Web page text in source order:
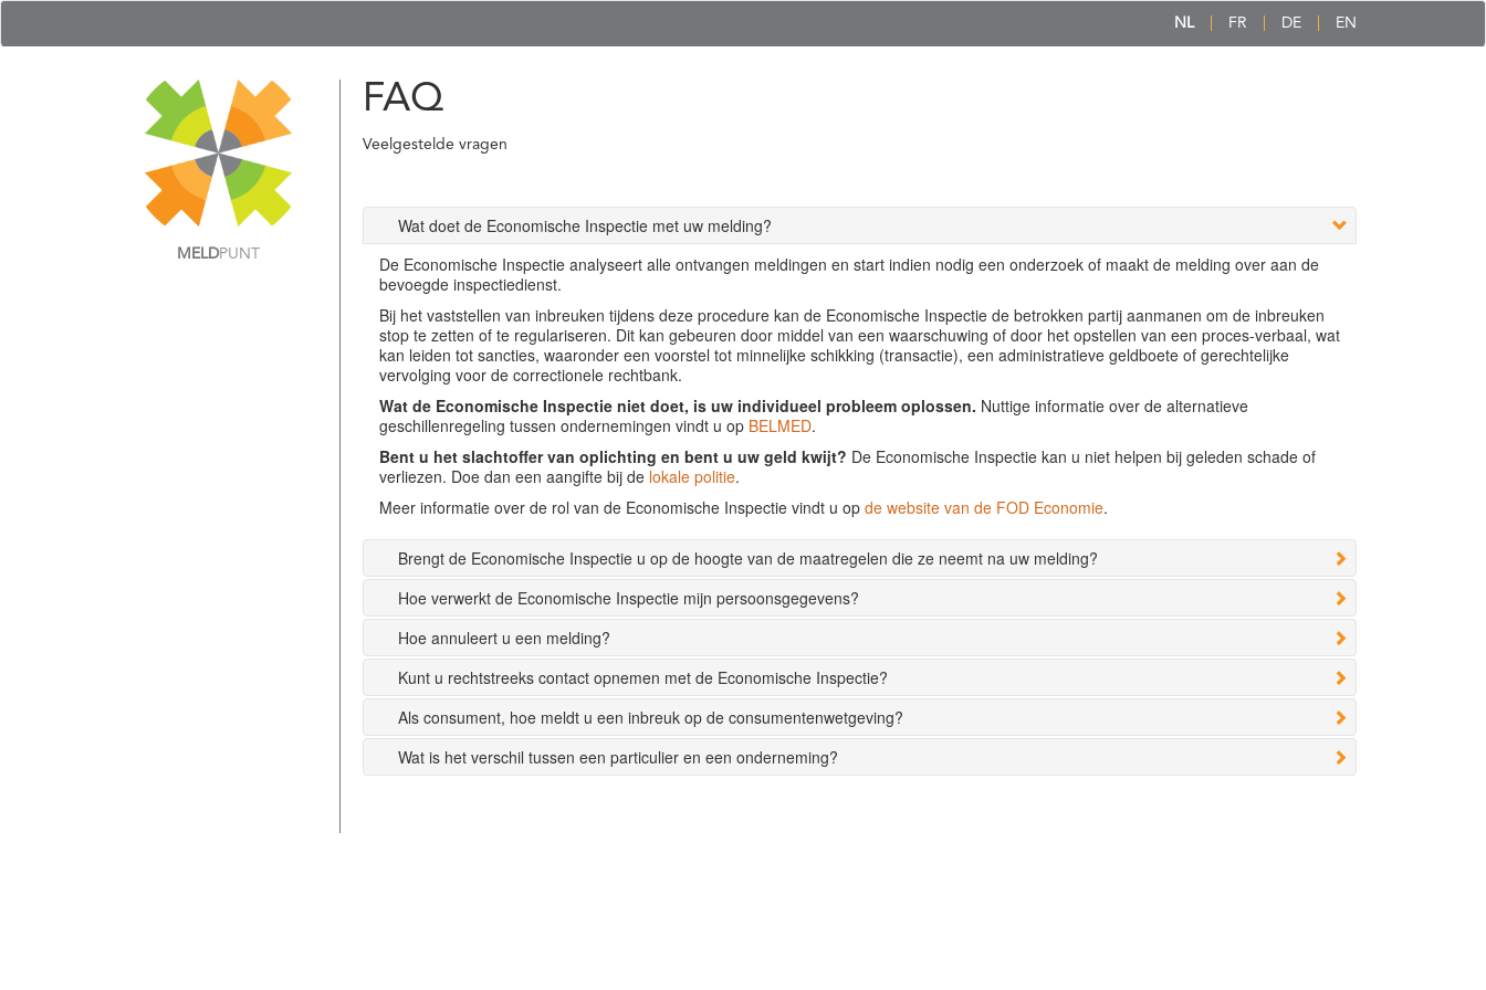
NL FR DE EN
MELDPUNT
FAQ
Veelgestelde vragen
Wat doet de Economische Inspectie met uw melding?
De Economische Inspectie analyseert alle ontvangen meldingen en start indien nodig een onderzoek of maakt de melding over aan de
bevoegde inspectiedienst.
Bij het vaststellen van inbreuken tijdens deze procedure kan de Economische Inspectie de betrokken partij aanmanen om de inbreuken
stop te zetten of te regulariseren. Dit kan gebeuren door middel van een waarschuwing of door het opstellen van een proces-verbaal, wat
kan leiden tot sancties, waaronder een voorstel tot minnelijke schikking (transactie), een administratieve geldboete of gerechtelijke
vervolging voor de correctionele rechtbank.
Wat de Economische Inspectie niet doet, is uw individueel probleem oplossen. Nuttige informatie over de alternatieve
geschillenregeling tussen ondernemingen vindt u op BELMED.
Bent u het slachtoffer van oplichting en bent u uw geld kwijt? De Economische Inspectie kan u niet helpen bij geleden schade of
verliezen. Doe dan een aangifte bij de lokale politie.
Meer informatie over de rol van de Economische Inspectie vindt u op de website van de FOD Economie.
Brengt de Economische Inspectie u op de hoogte van de maatregelen die ze neemt na uw melding?
Hoe verwerkt de Economische Inspectie mijn persoonsgegevens?
Hoe annuleert u een melding?
Kunt u rechtstreeks contact opnemen met de Economische Inspectie?
Als consument, hoe meldt u een inbreuk op de consumentenwetgeving?
Wat is het verschil tussen een particulier en een onderneming?